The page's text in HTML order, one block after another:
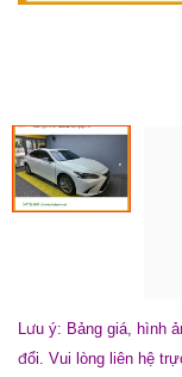
Lưu ý: Bảng giá, hình
đổi. Vui lòng liên hệ